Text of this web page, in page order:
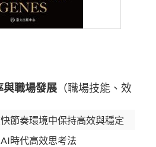
與職場發展（職場技能、效
快節奏環境中保持高效與穩定
AI時代高效思考法